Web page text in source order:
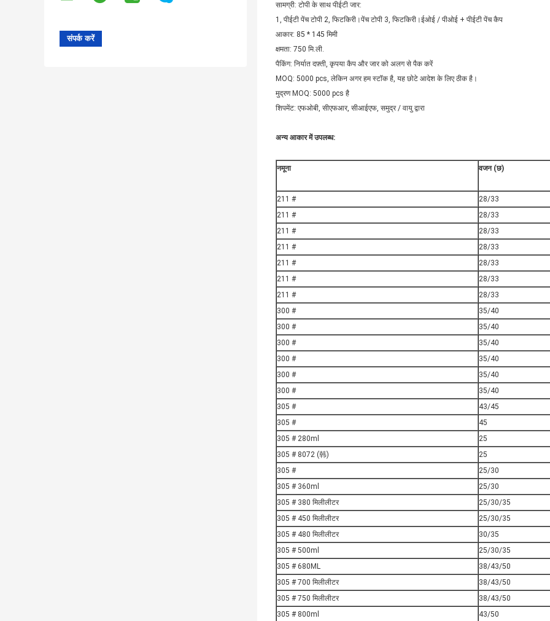
सामग्री: टोपी के साथ पीईटी जार:
1, पीईटी पेंच टोपी 2, फिटकिरी।पेंच टोपी 3, फिटकिरी।ईओई / पीओई + पीईटी पेंच कैप
आकार: 85 * 145 मिमी
क्षमता: 750 मि.ली.
पैकिंग: निर्यात दफ़्ती, कृपया कैप और जार को अलग से पैक करें
MOQ: 5000 pcs, लेकिन अगर हम स्टॉक है, यह छोटे आदेश के लिए ठीक है।
मुद्रण MOQ: 5000 pcs है
शिपमेंट: एफओबी, सीएफआर, सीआईएफ, समुद्र / वायु द्वारा
अन्य आकार में उपलब्ध:
नमूना वजन (छ)
211 #
28/33
211 #
28/33
211 #
28/33
211 #
28/33
211 #
28/33
211 #
28/33
211 #
28/33
300 #
35/40
300 #
35/40
300 #
35/40
300 #
35/40
300 #
35/40
300 #
35/40
305 #
43/45
305 #
45
305 # 280ml
25
305 # 8072 (韩)
25
305 #
25/30
305 # 360ml
25/30
305 # 380 मिलीलीटर
25/30/35
305 # 450 मिलीलीटर
25/30/35
305 # 480 मिलीलीटर
30/35
305 # 500ml
25/30/35
305 # 680ML
38/43/50
305 # 700 मिलीलीटर
38/43/50
305 # 750 मिलीलीटर
38/43/50
305 # 800ml
43/50